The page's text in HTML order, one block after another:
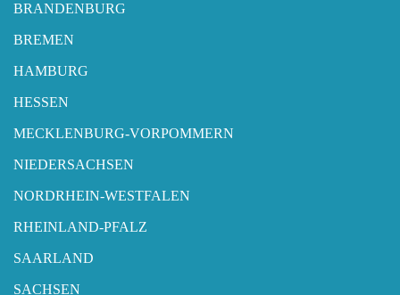
BRANDENBURG
BREMEN
HAMBURG
HESSEN
MECKLENBURG-VORPOMMERN
NIEDERSACHSEN
NORDRHEIN-WESTFALEN
RHEINLAND-PFALZ
SAARLAND
SACHSEN